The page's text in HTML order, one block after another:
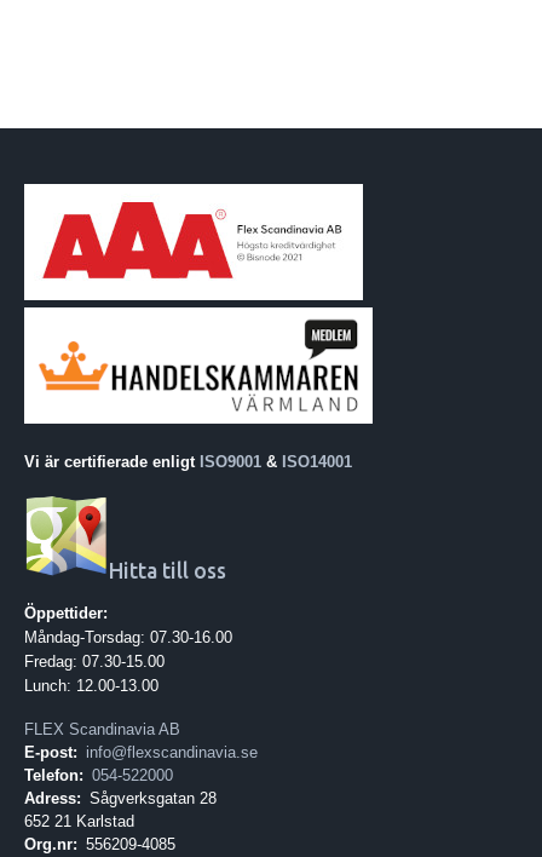
Vi är certifierade enligt ISO9001 & ISO14001
Hitta till oss
Öppettider:
Måndag-Torsdag: 07.30-16.00
Fredag: 07.30-15.00
Lunch: 12.00-13.00
FLEX Scandinavia AB
E-post: info@flexscandinavia.se
Telefon: 054-522000
Adress: Sågverksgatan 28
652 21 Karlstad
Org.nr: 556209-4085